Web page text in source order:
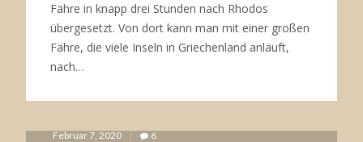
Fähre in knapp drei Stunden nach Rhodos
übergesetzt. Von dort kann man mit einer großen
Fähre, die viele Inseln in Griechenland anläuft,
nach…
Februar 7, 2020 6